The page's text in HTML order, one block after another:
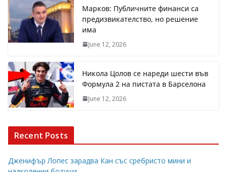
Марков: Публичните финанси са
предизвикателство, но решение
има
June 12, 2026
Никола Цолов се нареди шести във
Формула 2 на пистата в Барселона
June 12, 2026
Recent Posts
Дженифър Лопес зарадва Кан със сребристо мини и